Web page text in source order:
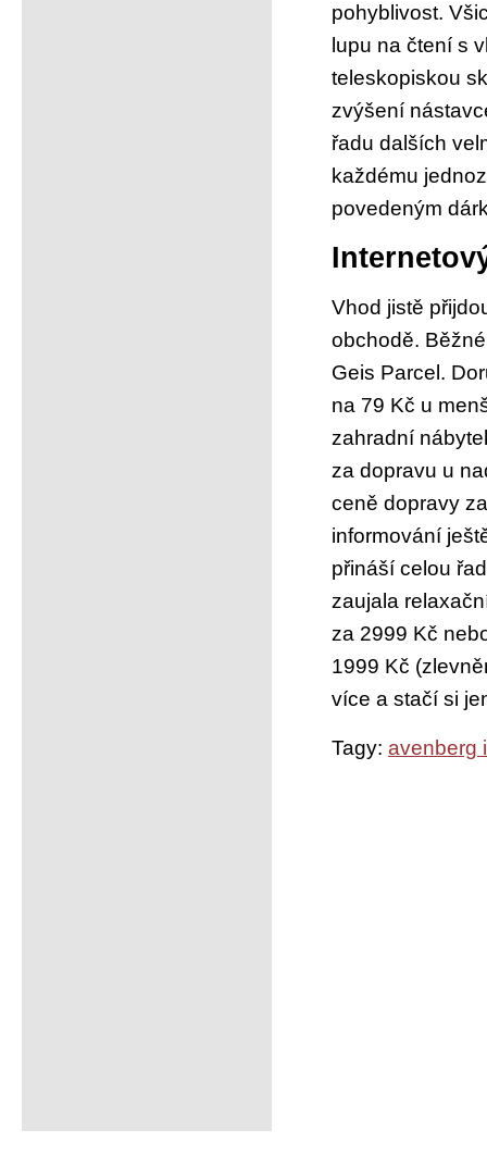
pohyblivost.
lupu na čtení s
teleskopiskou
zvýšení
řadu dalších
každému
povedeným
Vhod jistě
obchodě.
Geis Parcel.
na 79 Kč u
zahradní
za dopravu u
ceně dopravy
informování
přináší celou
zaujala
za 2999 Kč
1999 Kč
více a stačí si
Tagy: avenberg